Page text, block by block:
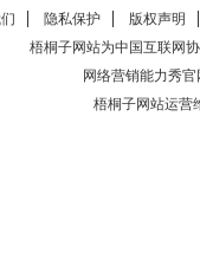
隐私保护
版权声明
梧桐子网站为中国互联网
网络营销能力秀官
梧桐子网站运营